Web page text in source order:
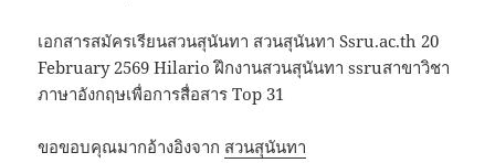
เอกสารสมัครเรียนสวนสุนันทา สวนสุนันทา Ssru.ac.th 20
February 2569 Hilario ฝึกงานสวนสุนันทา ssruสาขาวิชา
ภาษาอังกฤษเพื่อการสื่อสาร Top 31
ขอขอบคุณมากอ้างอิงจาก สวนสุนันทา